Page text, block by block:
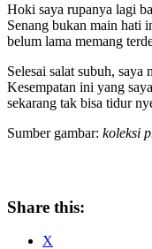
Hoki saya rupanya lagi
Senang bukan main hati
belum lama memang
Selesai salat subuh,
Kesempatan ini yang
sekarang tak bisa tidur
Sumber gambar: koleksi
Share this:
X